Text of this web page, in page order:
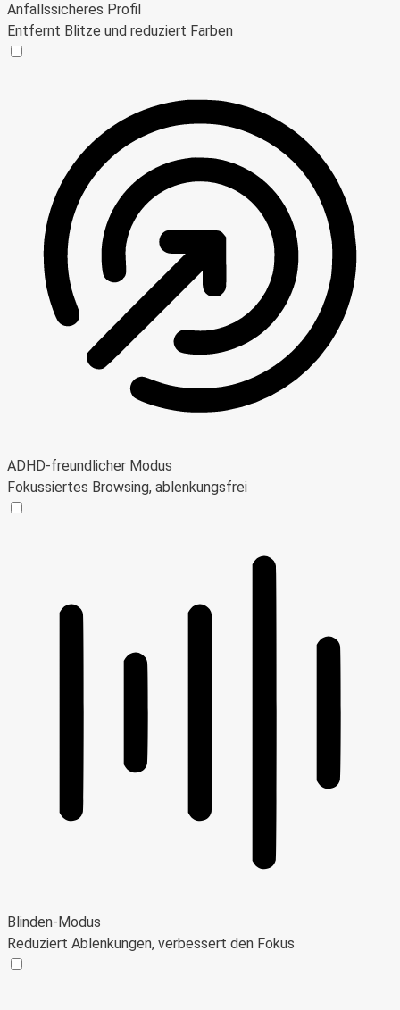
Anfallssicheres Profil
Entfernt Blitze und reduziert Farben
ADHD-freundlicher Modus
Fokussiertes Browsing, ablenkungsfrei
Blinden-Modus
Reduziert Ablenkungen, verbessert den Fokus